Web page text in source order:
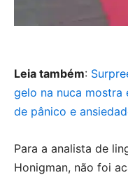
Leia também:
gelo na nuca
de pânico e
Para a analista de
Honigman, não foi